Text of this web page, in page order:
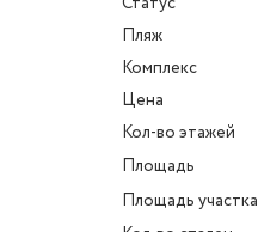
Пляж
Комплекс
Цена
Кол-во этажей
Площадь
Площадь участка